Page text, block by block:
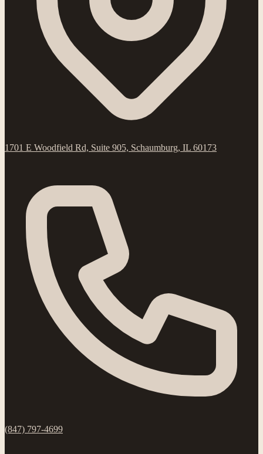
1701 E Woodfield Rd, Suite 905, Schaumburg, IL 60173
(847) 797-4699